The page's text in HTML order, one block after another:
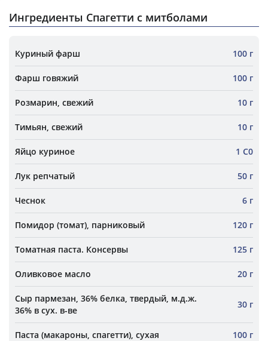
Ингредиенты Спагетти с митболами
Куриный фарш 100 г
Фарш говяжий 100 г
Розмарин, свежий 10 г
Тимьян, свежий 10 г
Яйцо куриное 1 С0
Лук репчатый 50 г
Чеснок 6 г
Помидор (томат), парниковый 120 г
Томатная паста. Консервы 125 г
Оливковое масло 20 г
Сыр пармезан, 36% белка, твердый, м.д.ж.
36% в сух. в-ве
30 г
Паста (макароны, спагетти), сухая 100 г